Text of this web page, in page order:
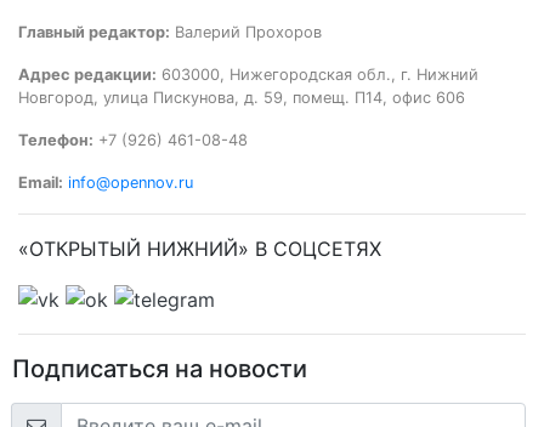
Главный редактор: Валерий Прохоров
Адрес редакции: 603000, Нижегородская обл., г. Нижний
Новгород, улица Пискунова, д. 59, помещ. П14, офис 606
Телефон: +7 (926) 461-08-48
Email: info@opennov.ru
«ОТКРЫТЫЙ НИЖНИЙ» В СОЦСЕТЯХ
Подписаться на новости